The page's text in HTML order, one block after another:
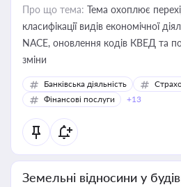
Про що тема: Тема охоплює
класифікації видів економічної
NACE, оновлення кодів КВЕД та
зміни
Банківська діяльність
Фінансові послуги
+13
Земельні відносини у